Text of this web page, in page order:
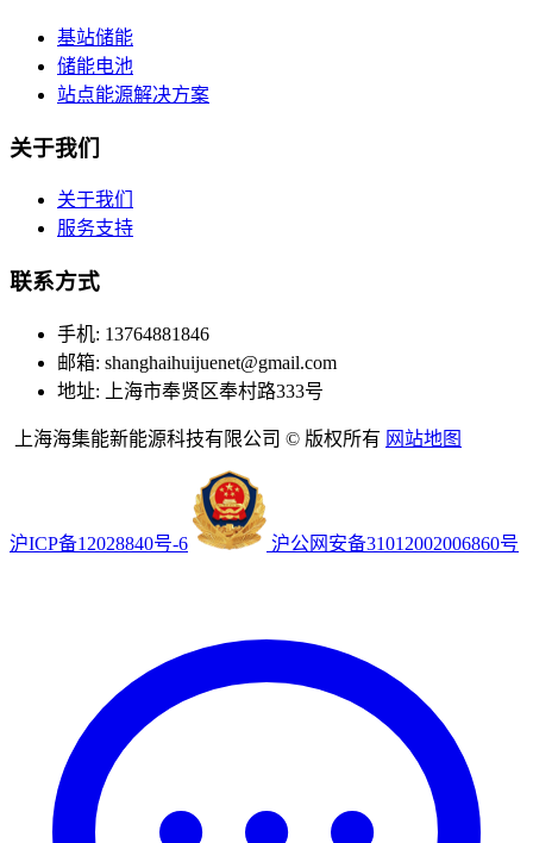
基站储能
储能电池
站点能源解决方案
关于我们
关于我们
服务支持
联系方式
手机: 13764881846
邮箱: shanghaihuijuenet@gmail.com
地址: 上海市奉贤区奉村路333号
上海海集能新能源科技有限公司 © 版权所有 网站地图
沪ICP备12028840号-6 沪公网安备31012002006860号